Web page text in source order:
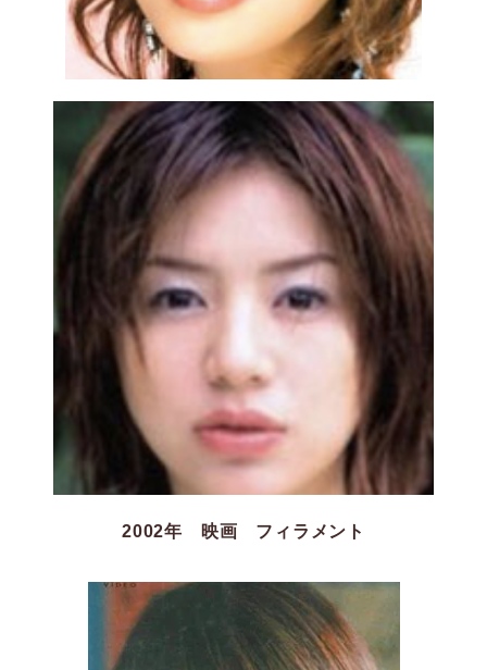
2002年 映画 フィラメント